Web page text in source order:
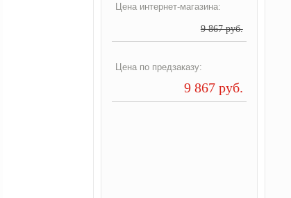
Цена интернет-магазина:
9 867 руб.
Цена по предзаказу:
9 867 руб.